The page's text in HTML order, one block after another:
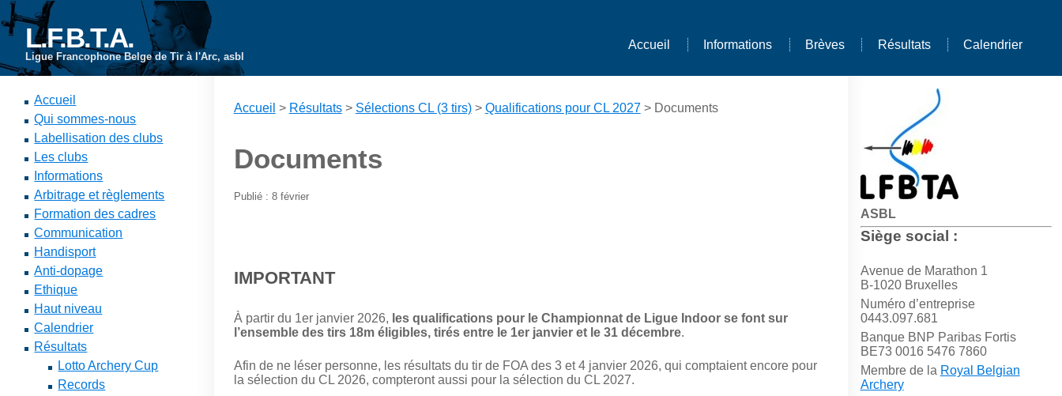
L.F.B.T.A.
Ligue Francophone Belge de Tir à l'Arc, asbl
Accueil Informations Brèves Résultats Calendrier
ASBL
Siège social :
Avenue de Marathon 1
B-1020 Bruxelles
Numéro d’entreprise
0443.097.681
Banque BNP Paribas Fortis
BE73 0016 5476 7860
Membre de la Royal Belgian
Archery
Accueil
Qui sommes-nous
Labellisation des clubs
Les clubs
Informations
Arbitrage et règlements
Formation des cadres
Communication
Handisport
Anti-dopage
Ethique
Haut niveau
Calendrier
Résultats
Lotto Archery Cup
Records
Accueil > Résultats> Sélections CL (3 tirs)> Qualifications pour CL 2027> Documents
Documents
Publié : 8 février
IMPORTANT
À partir du 1er janvier 2026, les qualifications pour le Championnat de Ligue Indoor se font sur
l’ensemble des tirs 18m éligibles, tirés entre le 1er janvier et le 31 décembre.
Afin de ne léser personne, les résultats du tir de FOA des 3 et 4 janvier 2026, qui comptaient encore pour
la sélection du CL 2026, compteront aussi pour la sélection du CL 2027.